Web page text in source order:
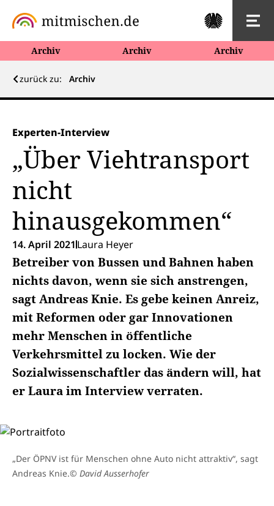
Archiv Archiv Archiv
zurück zu: Archiv
Experten-Interview
„Über Viehtransport
nicht
hinausgekommen“
14. April 2021 Laura Heyer
Betreiber von Bussen und Bahnen haben
nichts davon, wenn sie sich anstrengen,
sagt Andreas Knie. Es gebe keinen Anreiz,
mit Reformen oder gar Innovationen
mehr Menschen in öffentliche
Verkehrsmittel zu locken. Wie der
Sozialwissenschaftler das ändern will, hat
er Laura im Interview verraten.
„Der ÖPNV ist für Menschen ohne Auto nicht attraktiv“, sagt
Andreas Knie.© David Ausserhofer